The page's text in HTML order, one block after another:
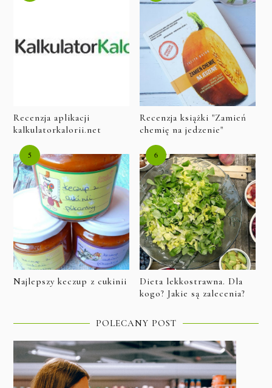
Recenzja aplikacji
kalkulatorkalorii.net
Recenzja książki "Zamień
chemię na jedzenie"
Najlepszy keczup z cukinii
Dieta lekkostrawna. Dla
kogo? Jakie są zalecenia?
POLECANY POST